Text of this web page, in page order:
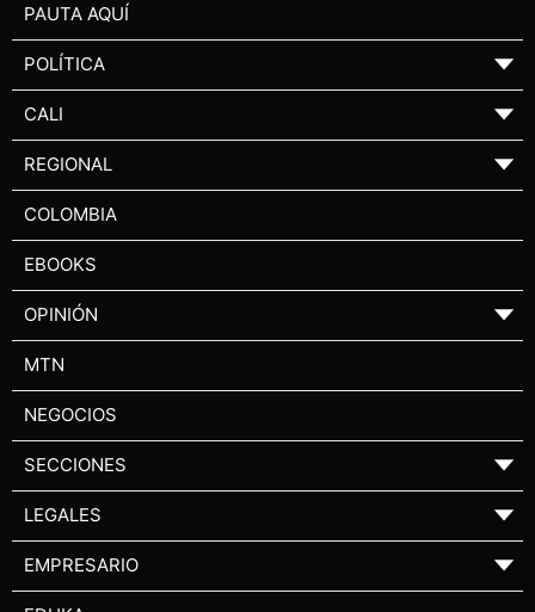
PAUTA AQUÍ
POLÍTICA ▼
CALI ▼
REGIONAL ▼
COLOMBIA
EBOOKS
OPINIÓN ▼
MTN
NEGOCIOS
SECCIONES ▼
LEGALES ▼
EMPRESARIO ▼